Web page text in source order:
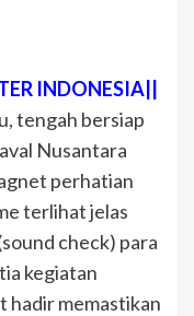
INDONESIA||
tengah bersiap
Nusantara
perhatian
terlihat jelas
check) para
kegiatan
hadir memastikan